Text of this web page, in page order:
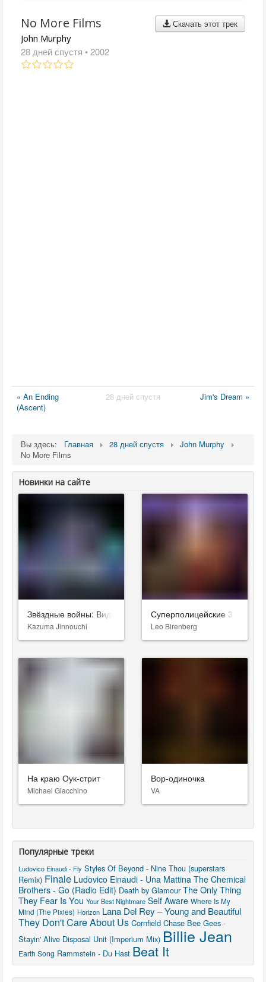
Скачать этот трек
No More Films
John Murphy
28 дней спустя • 2002
« An Ending
(Ascent)
28 дней спустя Jim's Dream »
Вы здесь: Главная 28 дней спустя
John Murphy
No More Films
Новинки на сайте
Звёздные войны: Видения. Девятый джедай
Kazuma Jinnouchi
Суперполицейские 3
Leo Birenberg
На краю Оук-стрит
Michael Giacchino
Вор-одиночка
VA
Популярные треки
Ludovico Einaudi - Fly Styles Of Beyond - Nine Thou (superstars
Remix) Finale Ludovico Einaudi - Una Mattina The Chemical
Brothers - Go (Radio Edit) Death by Glamour The Only Thing
They Fear Is You Your Best Nightmare Self Aware Where Is My
Mind (The Pixies) Horizon Lana Del Rey – Young and Beautiful
They Don't Care About Us Cornfield Chase Bee Gees -
Stayin' Alive Disposal Unit (Imperium Mix) Billie Jean
Earth Song Rammstein - Du Hast Beat It